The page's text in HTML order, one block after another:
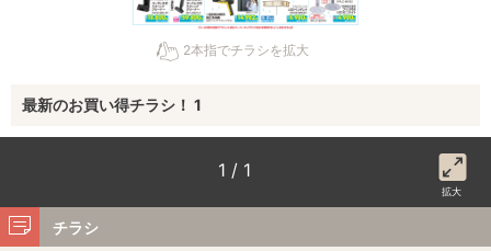
2本指でチラシを拡大
最新のお買い得チラシ！ 1
1 / 1
拡大
チラシ